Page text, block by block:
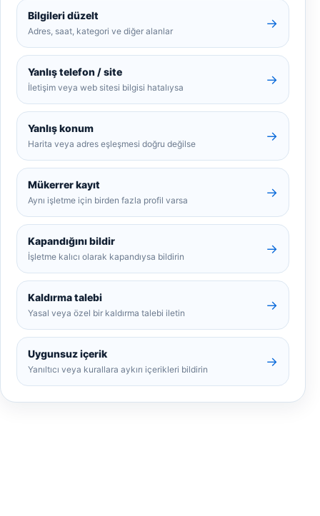
Bilgileri düzelt
Adres, saat, kategori ve diğer alanlar
→
Yanlış telefon / site
İletişim veya web sitesi bilgisi hatalıysa
→
Yanlış konum
Harita veya adres eşleşmesi doğru değilse
→
Mükerrer kayıt
Aynı işletme için birden fazla profil varsa
→
Kapandığını bildir
İşletme kalıcı olarak kapandıysa bildirin
→
Kaldırma talebi
Yasal veya özel bir kaldırma talebi iletin
→
Uygunsuz içerik
Yanıltıcı veya kurallara aykırı içerikleri bildirin
→